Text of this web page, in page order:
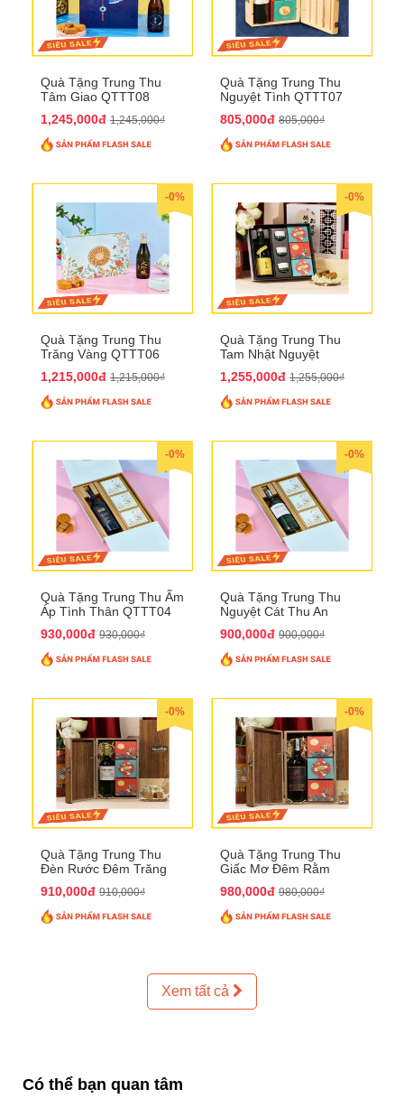
Quà Tặng Trung Thu
Tâm Giao QTTT08
1,245,000đ 1,245,000₫
Quà Tặng Trung Thu
Nguyệt Tình QTTT07
805,000đ 805,000₫
-0%
Quà Tặng Trung Thu
Trăng Vàng QTTT06
1,215,000đ 1,215,000₫
-0%
Quà Tặng Trung Thu
Tam Nhật Nguyệt
1,255,000đ 1,255,000₫
-0%
Quà Tặng Trung Thu Ấm
Áp Tình Thân QTTT04
930,000đ 930,000₫
-0%
Quà Tặng Trung Thu
Nguyệt Cát Thu An
900,000đ 900,000₫
-0%
Quà Tặng Trung Thu
Đèn Rước Đêm Trăng
910,000đ 910,000₫
-0%
Quà Tặng Trung Thu
Giấc Mơ Đêm Rằm
980,000đ 980,000₫
Xem tất cả
Có thể bạn quan tâm